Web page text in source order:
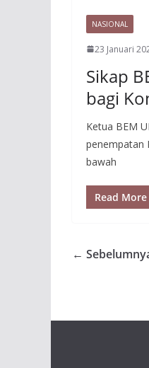
NASIONAL
23 Januari
Sikap
bagi
Ketua BEM
penempatan
bawah
Read More
←